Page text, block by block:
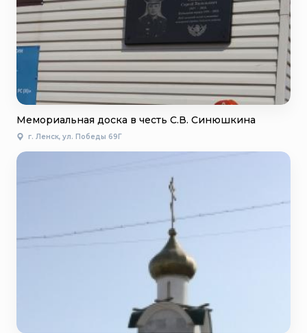
Мемориальная доска в честь С.В. Синюшкина
г. Ленск, ул. Победы 69Г